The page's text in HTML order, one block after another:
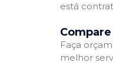
está
Faça
melhor